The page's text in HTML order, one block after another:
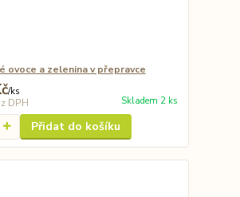
ovoce a zelenina v přepravce
/ks
DPH Skladem 2 ks
Přidat do košíku